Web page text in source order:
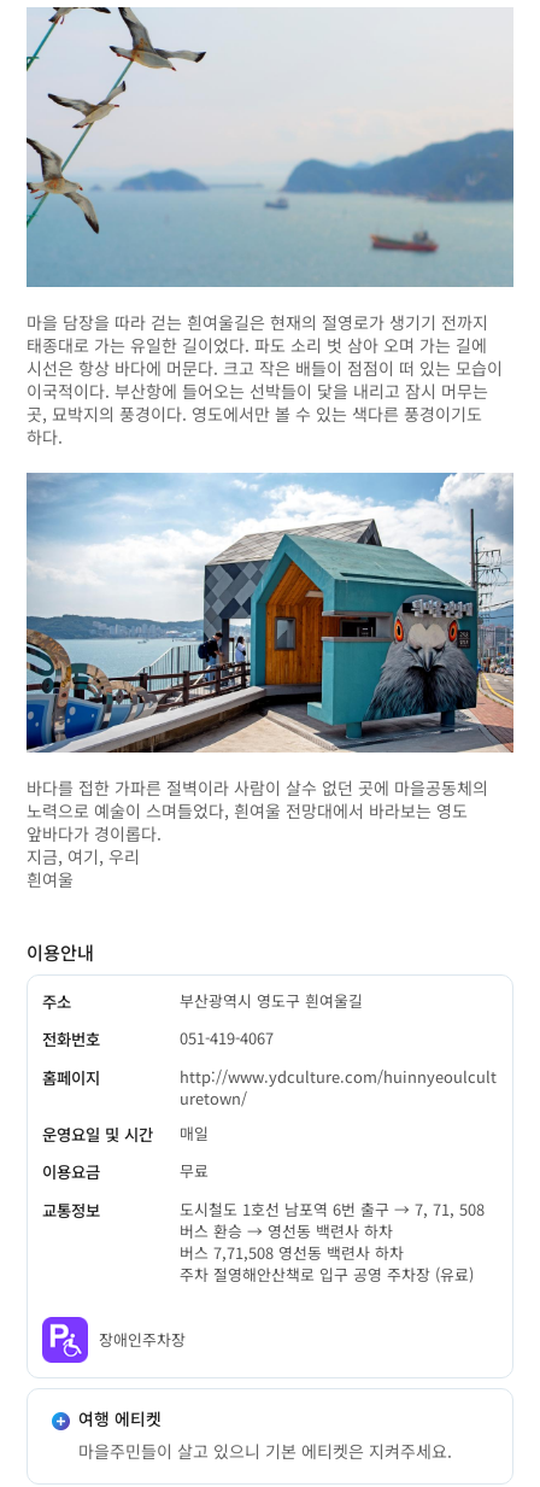
마을 담장을 따라 걷는 흰여울길은 현재의 절영로가 생기기 전까지
태종대로 가는 유일한 길이었다. 파도 소리 벗 삼아 오며 가는 길에
시선은 항상 바다에 머문다. 크고 작은 배들이 점점이 떠 있는 모습이
이국적이다. 부산항에 들어오는 선박들이 닻을 내리고 잠시 머무는
곳, 묘박지의 풍경이다. 영도에서만 볼 수 있는 색다른 풍경이기도
하다.
바다를 접한 가파른 절벽이라 사람이 살수 없던 곳에 마을공동체의
노력으로 예술이 스며들었다, 흰여울 전망대에서 바라보는 영도
앞바다가 경이롭다.
지금, 여기, 우리
흰여울
이용안내
주소
부산광역시 영도구 흰여울길
전화번호
051-419-4067
홈페이지
http://www.ydculture.com/huinnyeoulcult
uretown/
운영요일 및 시간
매일
이용요금
무료
교통정보
도시철도 1호선 남포역 6번 출구 → 7, 71, 508
버스 환승 → 영선동 백련사 하차
버스 7,71,508 영선동 백련사 하차
주차 절영해안산책로 입구 공영 주차장 (유료)
장애인주차장
여행 에티켓
마을주민들이 살고 있으니 기본 에티켓은 지켜주세요.